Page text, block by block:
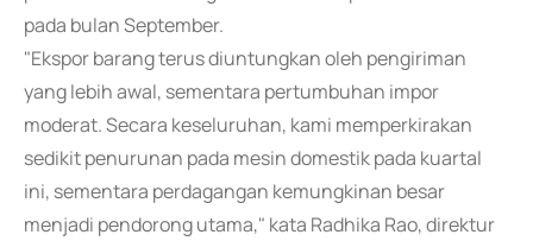
pada bulan September.
"Ekspor barang terus diuntungkan oleh pengiriman
yang lebih awal, sementara pertumbuhan impor
moderat. Secara keseluruhan, kami memperkirakan
sedikit penurunan pada mesin domestik pada kuartal
ini, sementara perdagangan kemungkinan besar
menjadi pendorong utama," kata Radhika Rao, direktur